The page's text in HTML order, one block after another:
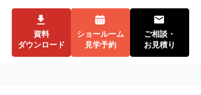
資料
ダウンロード
ショールーム
見学予約
ご相談・
お見積り